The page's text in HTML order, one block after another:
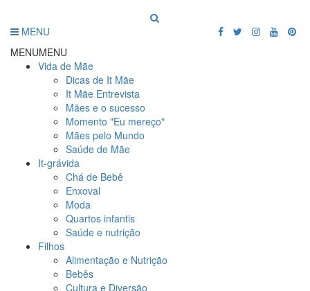
MENU
MENUMENU
Vida de Mãe
Dicas de It Mãe
It Mãe Entrevista
Mães e o sucesso
Momento "Eu mereço"
Mães pelo Mundo
Saúde de Mãe
It-grávida
Chá de Bebê
Enxoval
Moda
Quartos infantis
Saúde e nutrição
Filhos
Alimentação e Nutrição
Bebês
Cultura e Diversão